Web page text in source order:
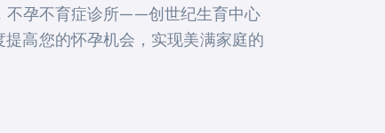
不孕不育症诊所——创世纪生育中心
高您的怀孕机会，实现美满家庭的